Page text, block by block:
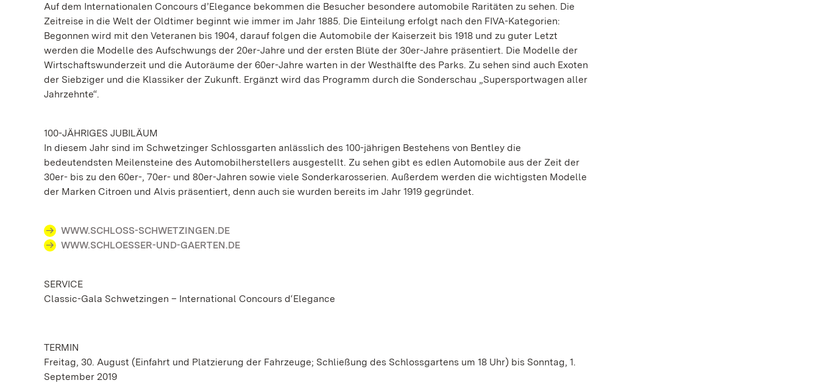
Auf dem Internationalen Concours d’Elegance bekommen die Besucher besondere automobile Raritäten zu sehen. Die
Zeitreise in die Welt der Oldtimer beginnt wie immer im Jahr 1885. Die Einteilung erfolgt nach den FIVA-Kategorien:
Begonnen wird mit den Veteranen bis 1904, darauf folgen die Automobile der Kaiserzeit bis 1918 und zu guter Letzt
werden die Modelle des Aufschwungs der 20er-Jahre und der ersten Blüte der 30er-Jahre präsentiert. Die Modelle der
Wirtschaftswunderzeit und die Autoräume der 60er-Jahre warten in der Westhälfte des Parks. Zu sehen sind auch Exoten
der Siebziger und die Klassiker der Zukunft. Ergänzt wird das Programm durch die Sonderschau „Supersportwagen aller
Jahrzehnte“.
100-JÄHRIGES JUBILÄUM
In diesem Jahr sind im Schwetzinger Schlossgarten anlässlich des 100-jährigen Bestehens von Bentley die
bedeutendsten Meilensteine des Automobilherstellers ausgestellt. Zu sehen gibt es edlen Automobile aus der Zeit der
30er- bis zu den 60er-, 70er- und 80er-Jahren sowie viele Sonderkarosserien. Außerdem werden die wichtigsten Modelle
der Marken Citroen und Alvis präsentiert, denn auch sie wurden bereits im Jahr 1919 gegründet.
WWW.SCHLOSS-SCHWETZINGEN.DE
WWW.SCHLOESSER-UND-GAERTEN.DE
SERVICE
Classic-Gala Schwetzingen – International Concours d‘Elegance
TERMIN
Freitag, 30. August (Einfahrt und Platzierung der Fahrzeuge; Schließung des Schlossgartens um 18 Uhr) bis Sonntag, 1.
September 2019